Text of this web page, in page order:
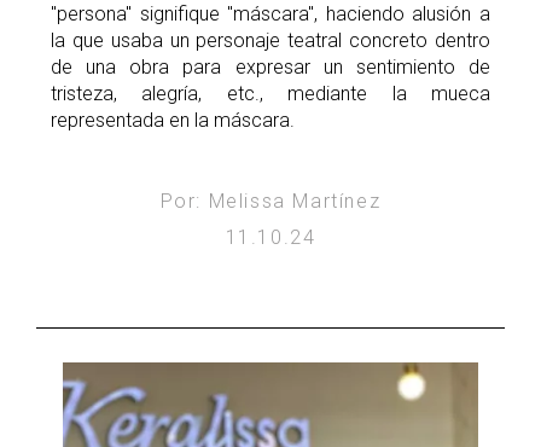
"persona" signifique "máscara", haciendo alusión a
la que usaba un personaje teatral concreto dentro
de una obra para expresar un sentimiento de
tristeza, alegría, etc., mediante la mueca
representada en la máscara.
Por: Melissa Martínez
11.10.24